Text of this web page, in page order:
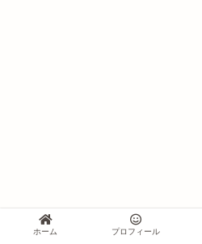
ホーム プロフィール